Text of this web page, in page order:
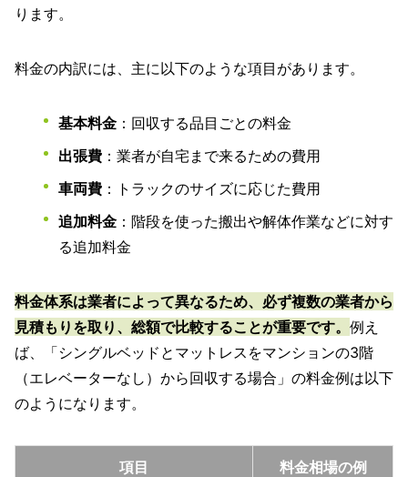
ります。
料金の内訳には、主に以下のような項目があります。
基本料金 ：回収する品目ごとの料金
出張費 ：業者が自宅まで来るための費用
車両費 ：トラックのサイズに応じた費用
追加料金 ：階段を使った搬出や解体作業などに対す
る追加料金
料金体系は業者によって異なるため、必ず複数の業者から
見積もりを取り、総額で比較することが重要です。 例え
ば、「シングルベッドとマットレスをマンションの3階
（エレベーターなし）から回収する場合」の料金例は以下
のようになります。
項目 料金相場の例